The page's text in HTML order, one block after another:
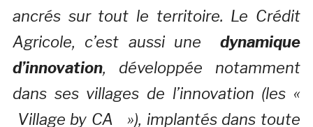
ancrés sur tout le territoire. Le Crédit
Agricole, c’est aussi unedynamique
d’innovation, développée notamment
dans ses villages de l’innovation (les «
Village by CA »), implantés dans toute